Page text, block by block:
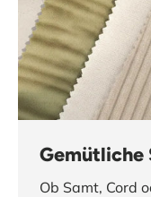
Ob Samt, Cord